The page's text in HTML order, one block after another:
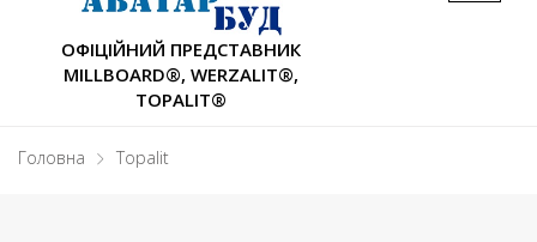
ОФІЦІЙНИЙ ПРЕДСТАВНИК
MILLBOARD®, WERZALIT®,
TOPALIT®
Головна Topalit